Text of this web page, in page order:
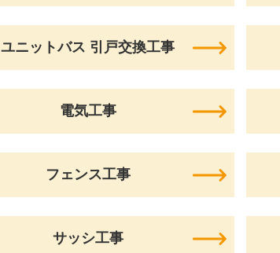
ユニットバス 引戸交換工事
電気工事
フェンス工事
サッシ工事